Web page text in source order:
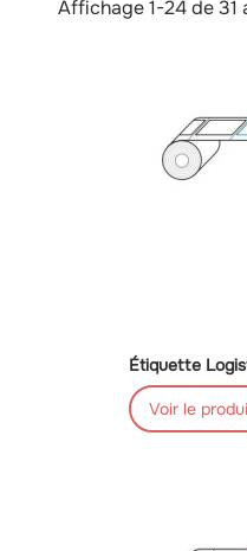
Affichage 1-24 de 31
Étiquette
Voir le